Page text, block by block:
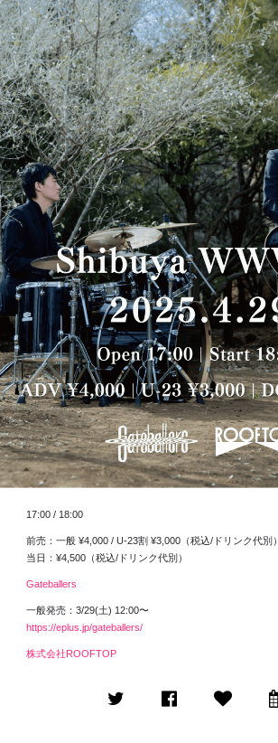
17:00 / 18:00
前売：一般 ¥4,000 / U-23割 ¥3,000（税込/ドリンク代別）
当日：¥4,500（税込/ドリンク代別）
Gateballers
一般発売：3/29(土) 12:00〜
https://eplus.jp/gateballers/
株式会社 ROOFTOP